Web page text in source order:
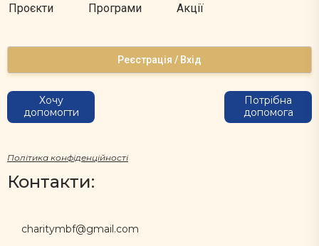
Проєкти Програми Акції
Реєстрація / Вхід
Хочу
допомогти
Потрібна
допомога
Політика конфіденційності
Контакти:
charitymbf@gmail.com